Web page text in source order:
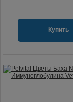
Купить